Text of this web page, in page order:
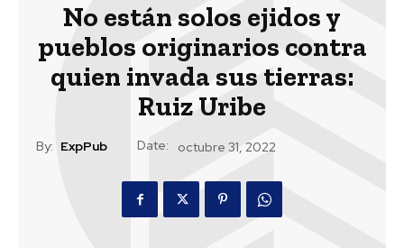
No están solos ejidos y
pueblos originarios contra
quien invada sus tierras:
Ruiz Uribe
By: ExpPub Date: octubre 31, 2022